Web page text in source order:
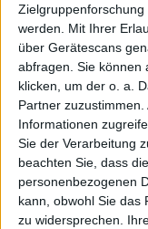
werden.
Mit Ihrer
über Gerätescans
abfragen. Sie können
klicken, um der o. a.
Partner
Informationen
Sie der Verarbeitung
beachten Sie, dass
personenbezogenen
kann, obwohl Sie das
zu widersprechen.